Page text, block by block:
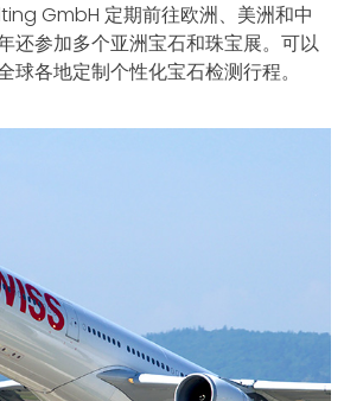
GmbH 定期前往欧洲、美洲和中
还参加多个亚洲宝石和珠宝展。可以
球各地定制个性化宝石检测行程。